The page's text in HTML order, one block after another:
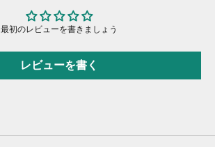
最初のレビューを書きましょう
レビューを書く